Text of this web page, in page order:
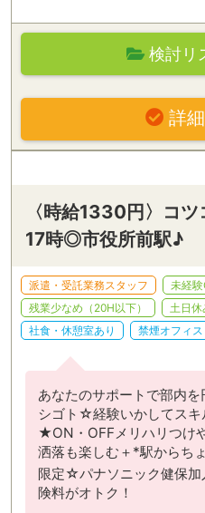
検討リ
詳
〈時給1330円〉コ
17時◎市役所前駅♪
派遣・受託業務スタッフ 未経
残業少なめ（20H以下）
土日休
社食・休憩室あり
禁煙オフィス
あなたのサポートで部内
シゴト☆経験いかしてス
★ON・OFFメリハリつけ
洒落も楽しむ＋*駅からち
限定☆パナソニック健保
険料がオトク！